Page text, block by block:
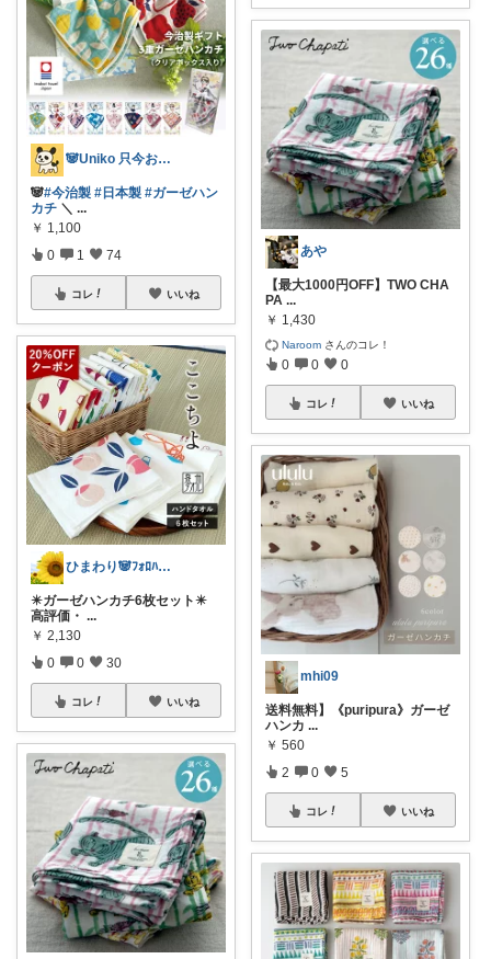
🐼Uniko 只今お休み＆時々出没🙇
🐼#今治製 #日本製 #ガーゼハン
カチ ＼ ...
￥ 1,100
0 1 74
コレ いいね
ひまわり🐼ﾌｫﾛﾊﾞ100❤️感謝
✴️ガーゼハンカチ6枚セット✴️
高評価・ ...
￥ 2,130
0 0 30
コレ いいね
あや
【最大1000円OFF】TWO CHA
PA ...
￥ 1,430
Naroom さんのコレ！
0 0 0
コレ いいね
mhi09
送料無料】《puripura》ガーゼ
ハンカ ...
￥ 560
2 0 5
コレ いいね